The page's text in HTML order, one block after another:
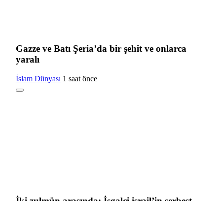
Gazze ve Batı Şeria’da bir şehit ve onlarca
yaralı
İslam Dünyası 1 saat önce